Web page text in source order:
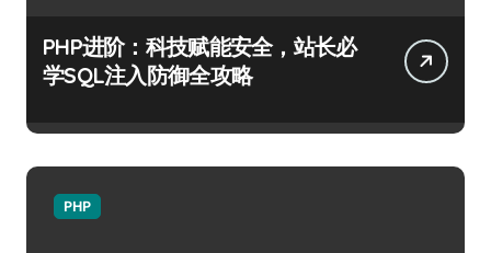
PHP进阶：科技赋能安全，站长必
学SQL注入防御全攻略
PHP